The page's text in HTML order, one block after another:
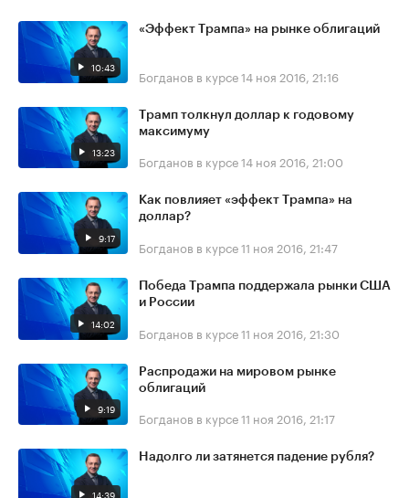
10:43
«Эффект Трампа» на рынке облигаций
Богданов в курсе14 ноя 2016, 21:16
13:23
Трамп толкнул доллар к годовому
максимуму
Богданов в курсе14 ноя 2016, 21:00
9:17
Как повлияет «эффект Трампа» на
доллар?
Богданов в курсе11 ноя 2016, 21:47
14:02
Победа Трампа поддержала рынки США
и России
Богданов в курсе11 ноя 2016, 21:30
9:19
Распродажи на мировом рынке
облигаций
Богданов в курсе11 ноя 2016, 21:17
14:39
Надолго ли затянется падение рубля?